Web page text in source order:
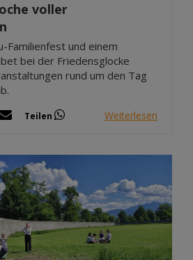
voller
Familienfest und einem
bei der Friedensglocke
rund um den Tag
Teilen Weiterlesen